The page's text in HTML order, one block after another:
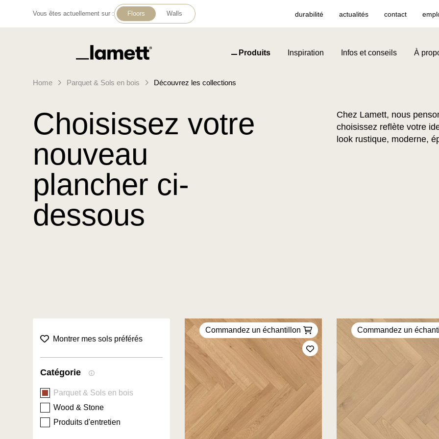
Vous êtes actuellement sur : Floors Walls durabilité actualités contact
Retour à la page d'accueil Produits Inspiration Infos et conseils À
Home Parquet & Sols en bois Découvrez les collections
Choisissez votre
nouveau
plancher ci-
dessous
Chez Lamett, nous
choisissez reflète votre
look rustique, moderne,
collection.favorites filter title
Montrer mes sols préférés
Catégorie
Parquet & Sols en bois
Wood & Stone
Produits d'entretien
Commandez un échantillon
Ajoutez à mes favoris
Commandez un